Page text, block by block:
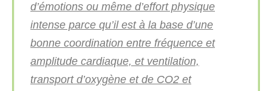
d’émotions ou même d’effort physique
intense parce qu’il est à la base d’une
bonne coordination entre fréquence et
amplitude cardiaque, et ventilation,
transport d’oxygène et de CO2 et